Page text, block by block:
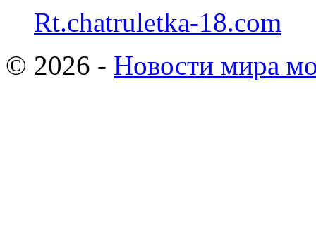
Rt.chatruletka-18.com
© 2026 - Новости мира